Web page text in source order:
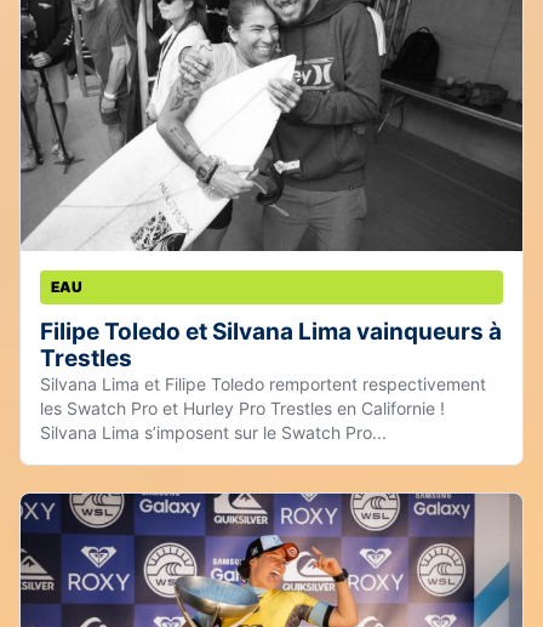
EAU
Filipe Toledo et Silvana Lima vainqueurs à
Trestles
Silvana Lima et Filipe Toledo remportent respectivement
les Swatch Pro et Hurley Pro Trestles en Californie !
Silvana Lima s’imposent sur le Swatch Pro...